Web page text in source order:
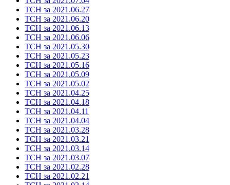
ТСН за 2021.06.27
ТСН за 2021.06.20
ТСН за 2021.06.13
ТСН за 2021.06.06
ТСН за 2021.05.30
ТСН за 2021.05.23
ТСН за 2021.05.16
ТСН за 2021.05.09
ТСН за 2021.05.02
ТСН за 2021.04.25
ТСН за 2021.04.18
ТСН за 2021.04.11
ТСН за 2021.04.04
ТСН за 2021.03.28
ТСН за 2021.03.21
ТСН за 2021.03.14
ТСН за 2021.03.07
ТСН за 2021.02.28
ТСН за 2021.02.21